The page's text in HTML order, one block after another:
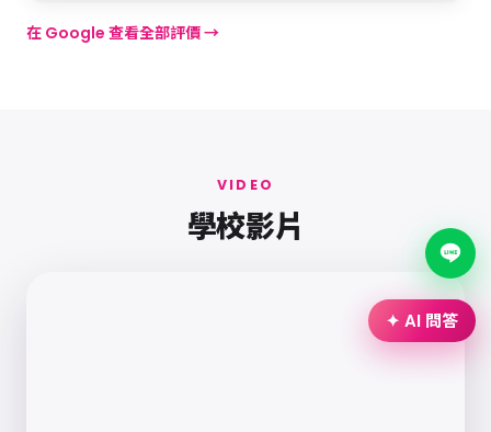
在 Google 查看全部評價 →
VIDEO
學校影片
✦ AI 問答